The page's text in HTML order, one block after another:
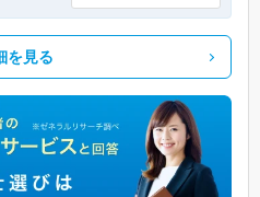
を見る